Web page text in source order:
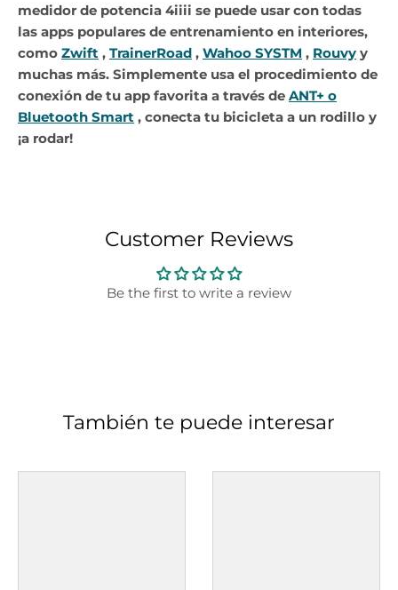
medidor de potencia 4iiii se puede usar con todas
las apps populares de entrenamiento en interiores,
como Zwift , TrainerRoad , Wahoo SYSTM , Rouvy y
muchas más. Simplemente usa el procedimiento de
conexión de tu app favorita a través de ANT+ o
Bluetooth Smart , conecta tu bicicleta a un rodillo y
¡a rodar!
Customer Reviews
Be the first to write a review
También te puede interesar